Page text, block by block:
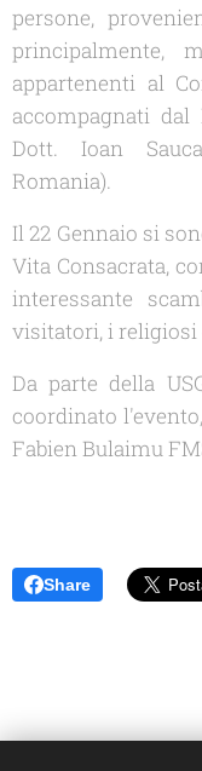
persone,
principalmente,
appartenenti al
accompagnati
Dott. Ioan
Romania).
Il 22 Gennaio si
Vita Consacrata,
interessante
visitatori, i religiosi
Da parte della
coordinato
Fabien Bulaimu
Share